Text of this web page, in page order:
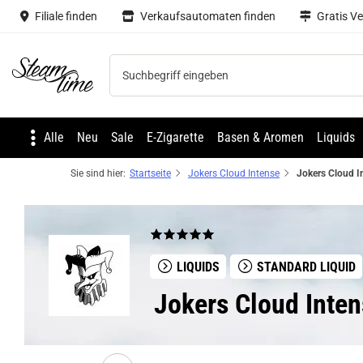
Filiale finden Verkaufsautomaten finden Gratis
Steam time
Alle Neu Sale E-Zigarette Basen & Aromen Liquids
Sie sind hier: Startseite Jokers Cloud Intense
LIQUIDS STANDARD LIQUID
Jokers Cloud